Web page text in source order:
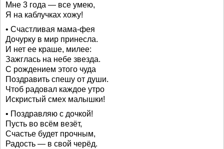
Мне 3 года — все умею,
Я на каблучках хожу!
• Счастливая мама-фея
Дочурку в мир принесла.
И нет ее краше, милее:
Зажглась на небе звезда.
С рождением этого чуда
Поздравить спешу от души.
Чтоб радовал каждое утро
Искристый смех малышки!
• Поздравляю с дочкой!
Пусть во всём везёт,
Счастье будет прочным,
Радость — в свой черёд.